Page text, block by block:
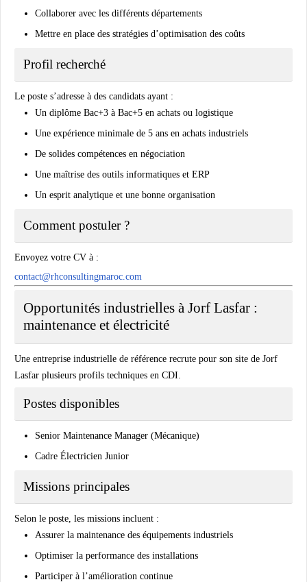
Collaborer avec les différents départements
Mettre en place des stratégies d’optimisation des coûts
Profil recherché
Le poste s’adresse à des candidats ayant :
Un diplôme Bac+3 à Bac+5 en achats ou logistique
Une expérience minimale de 5 ans en achats industriels
De solides compétences en négociation
Une maîtrise des outils informatiques et ERP
Un esprit analytique et une bonne organisation
Comment postuler ?
Envoyez votre CV à :
contact@rhconsultingmaroc.com
Opportunités industrielles à Jorf Lasfar :
maintenance et électricité
Une entreprise industrielle de référence recrute pour son site de Jorf
Lasfar plusieurs profils techniques en CDI.
Postes disponibles
Senior Maintenance Manager (Mécanique)
Cadre Électricien Junior
Missions principales
Selon le poste, les missions incluent :
Assurer la maintenance des équipements industriels
Optimiser la performance des installations
Participer à l’amélioration continue